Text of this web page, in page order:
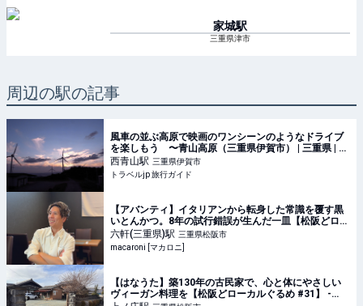
家城駅
三重県津市
周辺の駅の記事
風車の並ぶ高原で映画のワンシーンのようなドライブ
を楽しもう 〜青山高原（三重県伊賀市） | 三重県 | ト
ラベルjp 旅行ガイド
西青山駅 三重県伊賀市
トラベルjp 旅行ガイド
【アバンティ】イタリアンから転身した常識を覆す黒
いとんかつ。8年の試行錯誤が生んだ一皿【松阪どロー
カルぐるめ #58】 - macaroni
六軒(三重県)駅 三重県松阪市
macaroni [マカロニ]
【はなうた】築130年の古民家で、心と体にやさしい
ヴィーガン料理を【松阪どローカルぐるめ #31】 -